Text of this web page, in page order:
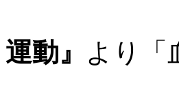
運動』
より「